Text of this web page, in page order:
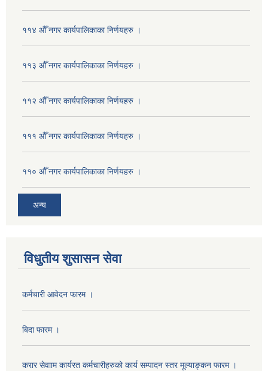
११४ औँ नगर कार्यपालिकाका निर्णयहरु ।
११३ औँ नगर कार्यपालिकाका निर्णयहरु ।
११२ औँ नगर कार्यपालिकाका निर्णयहरु ।
१११ औँ नगर कार्यपालिकाका निर्णयहरु ।
११० औँ नगर कार्यपालिकाका निर्णयहरु ।
अन्य
विधुतीय शुसासन सेवा
कर्मचारी आवेदन फारम ।
बिदा फारम ।
करार सेवााम कार्यरत कर्मचारीहरुको कार्य सम्पादन स्तर मूल्याङ्कन फारम ।